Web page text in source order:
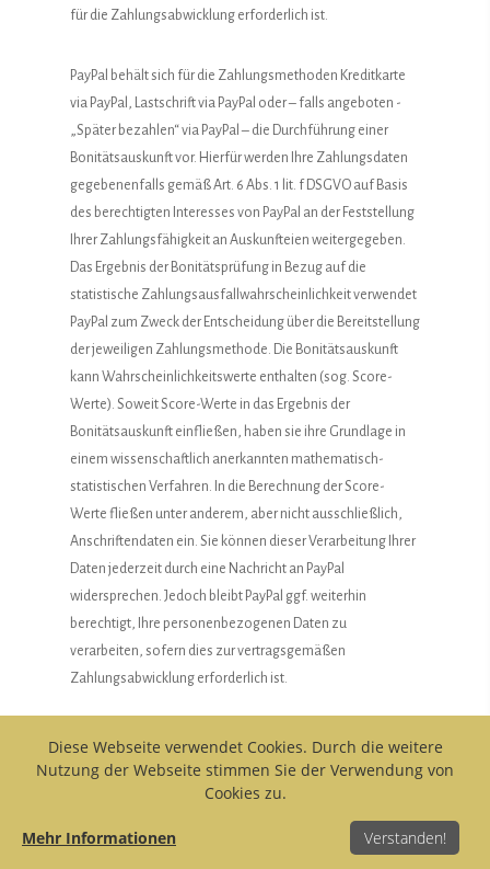
für die Zahlungsabwicklung erforderlich ist.
PayPal behält sich für die Zahlungsmethoden Kreditkarte
via PayPal, Lastschrift via PayPal oder – falls angeboten -
„Später bezahlen“ via PayPal – die Durchführung einer
Bonitätsauskunft vor. Hierfür werden Ihre Zahlungsdaten
gegebenenfalls gemäß Art. 6 Abs. 1 lit. f DSGVO auf Basis
des berechtigten Interesses von PayPal an der Feststellung
Ihrer Zahlungsfähigkeit an Auskunfteien weitergegeben.
Das Ergebnis der Bonitätsprüfung in Bezug auf die
statistische Zahlungsausfallwahrscheinlichkeit verwendet
PayPal zum Zweck der Entscheidung über die Bereitstellung
der jeweiligen Zahlungsmethode. Die Bonitätsauskunft
kann Wahrscheinlichkeitswerte enthalten (sog. Score-
Werte). Soweit Score-Werte in das Ergebnis der
Bonitätsauskunft einfließen, haben sie ihre Grundlage in
einem wissenschaftlich anerkannten mathematisch-
statistischen Verfahren. In die Berechnung der Score-
Werte fließen unter anderem, aber nicht ausschließlich,
Anschriftendaten ein. Sie können dieser Verarbeitung Ihrer
Daten jederzeit durch eine Nachricht an PayPal
widersprechen. Jedoch bleibt PayPal ggf. weiterhin
berechtigt, Ihre personenbezogenen Daten zu
verarbeiten, sofern dies zur vertragsgemäßen
Zahlungsabwicklung erforderlich ist.
Bei Verfügbarkeit und Auswahl der PayPal-Zahlungsart
„Rechnungskauf“ werden Ihre Zahlungsdaten zur
Vorbereitung der Zahlung zunächst an PayPal übermittelt,
woraufhin PayPal diese zur Durchführung der Zahlung an
die Ratepay GmbH, Franklinstraße 28-29, 10587 Berlin
Diese Webseite verwendet Cookies. Durch die weitere
Nutzung der Webseite stimmen Sie der Verwendung von
Cookies zu.
Mehr Informationen Verstanden!